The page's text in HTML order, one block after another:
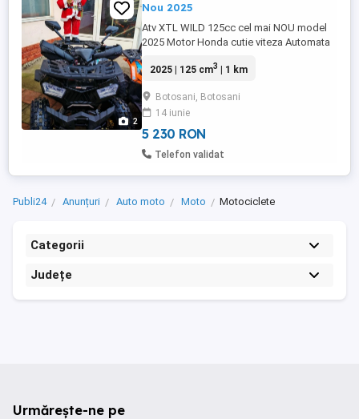
2
Nou 2025
Atv XTL WILD 125cc cel mai NOU model
2025 Motor Honda cutie viteza Automata
Bord electronic multifunctional Faruri LED
2025 | 125 cm3 | 1 km
Botosani, Botosani
14 iunie
5 230 RON
Telefon validat
Publi24 Anunțuri Auto moto Moto Motociclete
Categorii
Județe
Urmărește-ne pe